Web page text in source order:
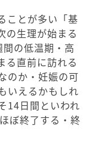
ことが多い「基
の生理が始まる
の低温期・高
る直前に訪れる
のか・妊娠の可
いえるかもしれ
14日間といわれ
ぼ終了する・終